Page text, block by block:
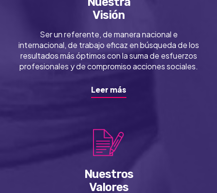
Visión
Ser un referente, de manera nacional e
internacional, de trabajo eficaz en búsqueda de los
resultados más óptimos con la suma de esfuerzos
profesionales y de compromiso acciones sociales.
Leer más
Nuestros
Valores